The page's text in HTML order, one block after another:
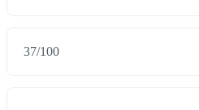
37/100